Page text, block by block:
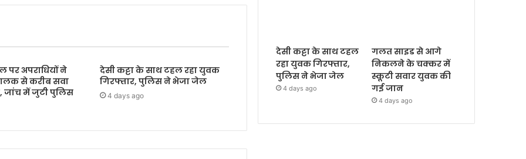
पर अपराधियों ने
से करीब सवा
जांच में जुटी पुलिस
देसी कट्टा के साथ टहल रहा युवक
गिरफ्तार, पुलिस ने भेजा जेल
4 days ago
देसी कट्टा के साथ टहल
रहा युवक गिरफ्तार,
पुलिस ने भेजा जेल
4 days ago
गलत साइड से आगे
निकलने के चक्कर में
स्कूटी सवार युवक की
गई जान
4 days ago